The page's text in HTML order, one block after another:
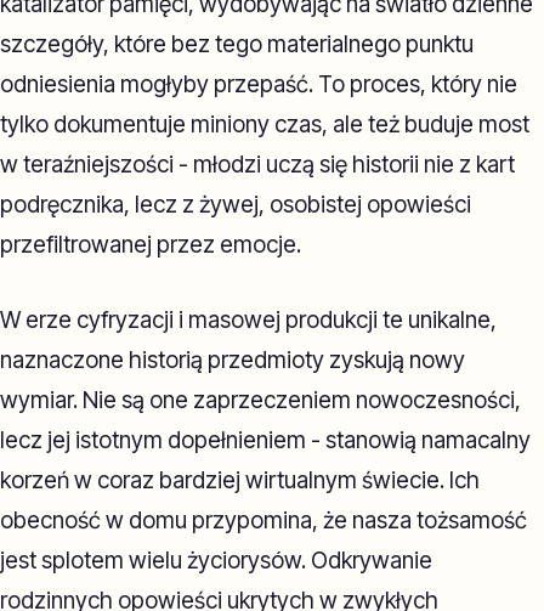
szczegóły, które bez tego materialnego punktu
odniesienia mogłyby przepaść. To proces, który nie
tylko dokumentuje miniony czas, ale też buduje most
w teraźniejszości - młodzi uczą się historii nie z kart
podręcznika, lecz z żywej, osobistej opowieści
przefiltrowanej przez emocje.
W erze cyfryzacji i masowej produkcji te unikalne,
naznaczone historią przedmioty zyskują nowy
wymiar. Nie są one zaprzeczeniem nowoczesności,
lecz jej istotnym dopełnieniem - stanowią namacalny
korzeń w coraz bardziej wirtualnym świecie. Ich
obecność w domu przypomina, że nasza tożsamość
jest splotem wielu życiorysów. Odkrywanie
rodzinnych opowieści ukrytych w zwykłych